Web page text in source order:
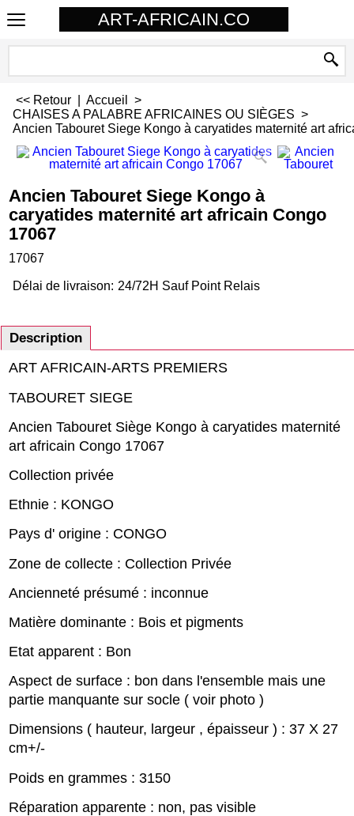
ART-AFRICAIN.CO
<< Retour Accueil
>
CHAISES A PALABRE AFRICAINES OU SIÈGES >
Ancien Tabouret Siege Kongo à caryatides maternité art
Ancien Tabouret Siege Kongo à
caryatides maternité art africain Congo
17067
17067
Délai de livraison: 24/72H Sauf Point Relais
Description
ART AFRICAIN-ARTS PREMIERS
TABOURET SIEGE
Ancien Tabouret Siège Kongo à caryatides maternité
art africain Congo 17067
Collection privée
Ethnie : KONGO
Pays d' origine : CONGO
Zone de collecte : Collection Privée
Ancienneté présumé : inconnue
Matière dominante : Bois et pigments
Etat apparent : Bon
Aspect de surface : bon dans l'ensemble mais une
partie manquante sur socle ( voir photo )
Dimensions ( hauteur, largeur , épaisseur ) : 37 X 27
cm+/-
Poids en grammes : 3150
Réparation apparente : non, pas visible